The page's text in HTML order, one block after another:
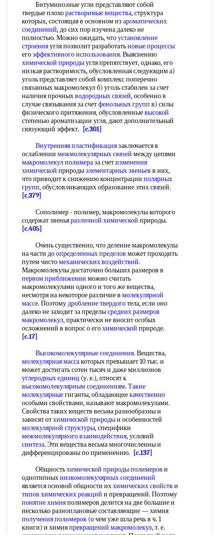
Битуминозные угли представляют собой
твердые плохорастворимые вещества, структура
которых, состоящая в основном из ароматических
соединений, до сих пор изучена далеко не
полностью. Можно ожидать, чтоустановление
строенияугля позволит разработатьновые процессы
егоэффективного использования. Выяснению
химической природыугля препятствует, однако, его
низкая растворимость, обусловленная следующим а)
уголь представляет собой комплекс поперечно
связанных макромолекул б) уголь стабилен за счет
наличия прочныхводородных связей, особенно в
случае связывания за счетфенольных групп в) силы
физического притяжения, обусловленныевысокой
степенью ароматизации угля, дают дополнительный
связующий эффект.
[c.301]
Внутренняя пластификациязаключается в
ослаблении межмолекулярных связей между цепями
макромолекул полимераза счетизменения
химической природыэлементарных звеньев в них,
что приводит к снижению концентрации полярных
групп, обусловливающих образование этих связей.
[c.379]
Сополимер - полимер, макромолекулы которого
содержат звеньяразличной химической природы.
[c.405]
Очень существенно, что деление макромолекулы
на части доопределенных пределов может проходить
путем чистомеханических воздействий.
Макромолекулы достаточно больших размеров в
первом приближении можно считать
макромолекулами одного и того же вещества,
несмотря на некоторое различие в молекулярной
массе. Поэтомудробление твердоготела, если оно
далеко не заходит за пределысредних размеров
макромолекул, практически не вносит особых
осложнений в вопрос о егохимической природе.
[c.17]
Высокомолекулярные соединения. Вещества,
молекулярная массакоторых превышает 10 тыс. и
может достигать сотен тысяч и даже миллионов
углеродных единиц (у. е.), относят к
высокомолекулярным соединениям. Такие
молекулярныегиганты, обладающиекачественно
особыми свойствами, называют макромолекулами.
Свойства таких веществ весьма разнообразны и
зависят отхимической природыи особенностей
молекулярной структуры, специфики
межмолекулярного взаимодействия, условий
синтеза. Эти вещества весьма многочисленны и
дифференцированы по применению.
[c.137]
Общностьхимической природы полимеров и
однотипныхнизкомолекулярных соединений
является основой общности иххимических свойств и
типов химических реакций и превращений. Поэтому
понятие химияполимеров делится на две большие и
несколько разноплановые составляющие — химия
получения полимеров (о чем уже шла речь в ч. 1
книги) и химияпревращений макромолекул, т. е.